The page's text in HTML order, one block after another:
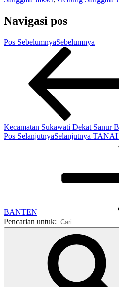
Navigasi pos
Pos SebelumnyaSebelumnya
Kecamatan Sukawati Dekat Sanur
Pos SelanjutnyaSelanjutnya
BANTEN
Pencarian untuk: